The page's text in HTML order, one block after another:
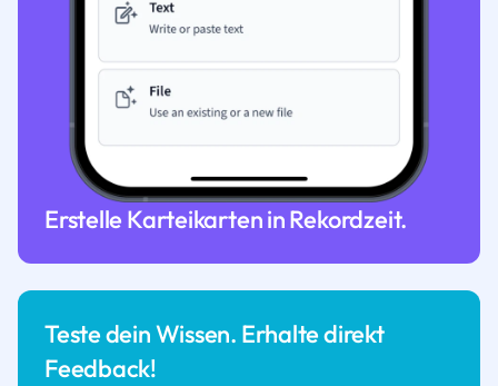
Erstelle Karteikarten in Rekordzeit.
Teste dein Wissen. Erhalte direkt
Feedback!